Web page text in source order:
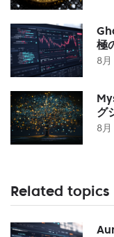
極
8
グ
8
Related topics